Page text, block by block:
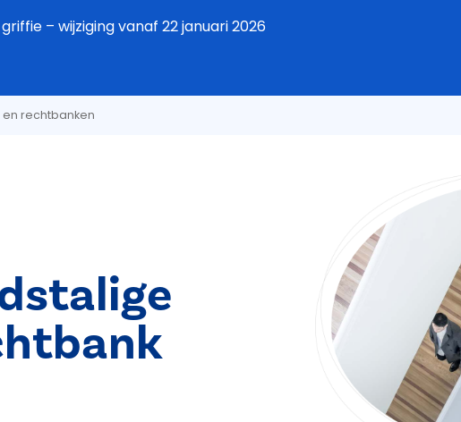
– wijziging vanaf 22 januari 2026
rechtbanken